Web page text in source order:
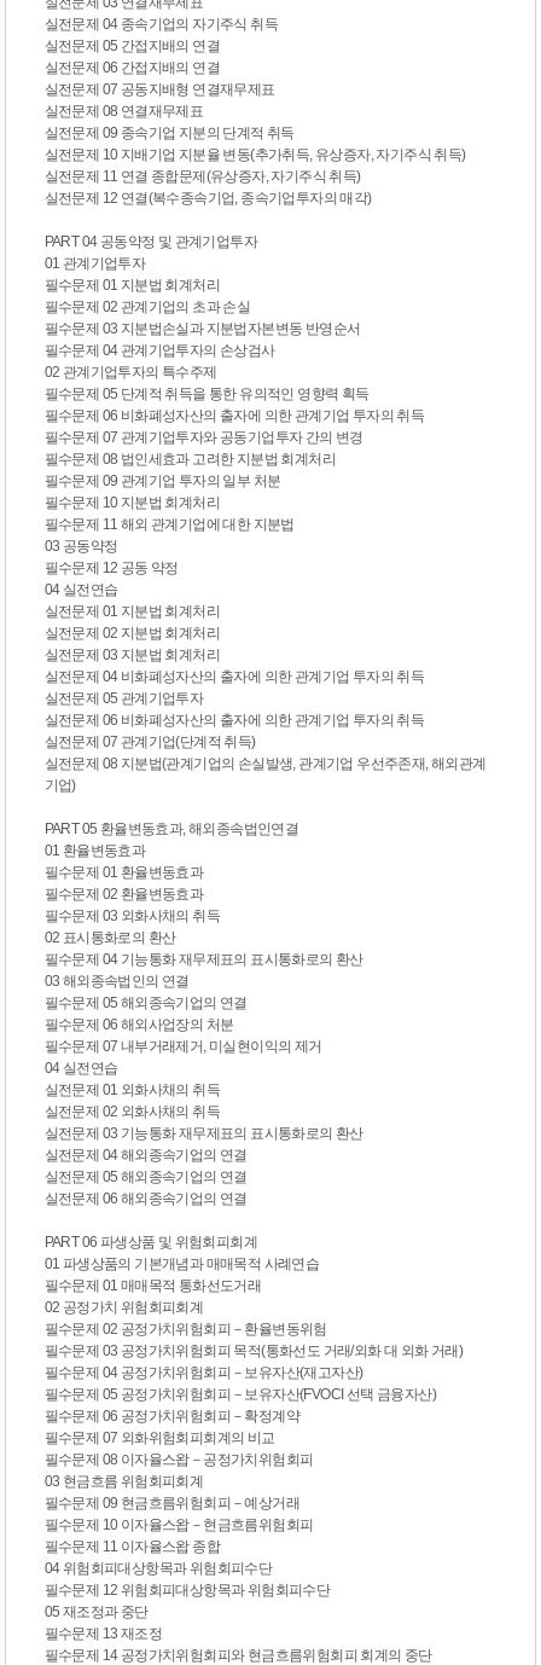
실전문제 04 종속기업의 자기주식 취득
실전문제 05 간접지배의 연결
실전문제 06 간접지배의 연결
실전문제 07 공동지배형 연결재무제표
실전문제 08 연결재무제표
실전문제 09 종속기업 지분의 단계적 취득
실전문제 10 지배기업 지분율 변동(추가취득, 유상증자, 자기주식 취득)
실전문제 11 연결 종합문제(유상증자, 자기주식 취득)
실전문제 12 연결(복수종속기업, 종속기업투자의 매각)
PART 04 공동약정 및 관계기업투자
01 관계기업투자
필수문제 01 지분법 회계처리
필수문제 02 관계기업의 초과 손실
필수문제 03 지분법손실과 지분법자본변동 반영순서
필수문제 04 관계기업투자의 손상검사
02 관계기업투자의 특수주제
필수문제 05 단계적 취득을 통한 유의적인 영향력 획득
필수문제 06 비화폐성자산의 출자에 의한 관계기업 투자의 취득
필수문제 07 관계기업투자와 공동기업투자 간의 변경
필수문제 08 법인세효과 고려한 지분법 회계처리
필수문제 09 관계기업 투자의 일부 처분
필수문제 10 지분법 회계처리
필수문제 11 해외 관계기업에 대한 지분법
03 공동약정
필수문제 12 공동 약정
04 실전연습
실전문제 01 지분법 회계처리
실전문제 02 지분법 회계처리
실전문제 03 지분법 회계처리
실전문제 04 비화폐성자산의 출자에 의한 관계기업 투자의 취득
실전문제 05 관계기업투자
실전문제 06 비화폐성자산의 출자에 의한 관계기업 투자의 취득
실전문제 07 관계기업(단계적 취득)
실전문제 08 지분법(관계기업의 손실발생, 관계기업 우선주존재, 해외관계
기업)
PART 05 환율변동효과, 해외종속법인연결
01 환율변동효과
필수문제 01 환율변동효과
필수문제 02 환율변동효과
필수문제 03 외화사채의 취득
02 표시통화로의 환산
필수문제 04 기능통화 재무제표의 표시통화로의 환산
03 해외종속법인의 연결
필수문제 05 해외종속기업의 연결
필수문제 06 해외사업장의 처분
필수문제 07 내부거래제거, 미실현이익의 제거
04 실전연습
실전문제 01 외화사채의 취득
실전문제 02 외화사채의 취득
실전문제 03 기능통화 재무제표의 표시통화로의 환산
실전문제 04 해외종속기업의 연결
실전문제 05 해외종속기업의 연결
실전문제 06 해외종속기업의 연결
PART 06 파생상품 및 위험회피회계
01 파생상품의 기본개념과 매매목적 사례연습
필수문제 01 매매목적 통화선도거래
02 공정가치 위험회피회계
필수문제 02 공정가치위험회피－환율변동위험
필수문제 03 공정가치위험회피 목적(통화선도 거래/외화 대 외화 거래)
필수문제 04 공정가치위험회피－보유자산(재고자산)
필수문제 05 공정가치위험회피－보유자산(FVOCI 선택 금융자산)
필수문제 06 공정가치위험회피－확정계약
필수문제 07 외화위험회피회계의 비교
필수문제 08 이자율스왑－공정가치위험회피
03 현금흐름 위험회피회계
필수문제 09 현금흐름위험회피－예상거래
필수문제 10 이자율스왑－현금흐름위험회피
필수문제 11 이자율스왑 종합
04 위험회피대상항목과 위험회피수단
필수문제 12 위험회피대상항목과 위험회피수단
05 재조정과 중단
필수문제 13 재조정
필수문제 14 공정가치위험회피와 현금흐름위험회피 회계의 중단